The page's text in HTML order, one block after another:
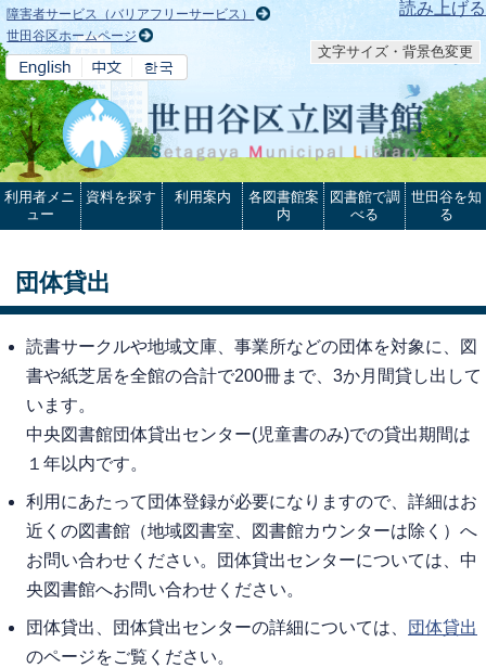
本文へ 読み上げる
障害者サービス（バリアフリーサービス）
世田谷区ホームページ
文字サイズ・背景色変更
利用者メニ
ュー
資料を探す 利用案内
各図書館案
内
図書館で調
べる
世田谷を知
る
団体貸出
読書サークルや地域文庫、事業所などの団体を対象に、図
書や紙芝居を全館の合計で200冊まで、3か月間貸し出して
います。
中央図書館団体貸出センター(児童書のみ)での貸出期間は
１年以内です。
利用にあたって団体登録が必要になりますので、詳細はお
近くの図書館（地域図書室、図書館カウンターは除く）へ
お問い合わせください。団体貸出センターについては、中
央図書館へお問い合わせください。
団体貸出、団体貸出センターの詳細については、
団体貸出
のページをご覧ください。